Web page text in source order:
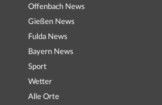
Offenbach News
Gießen News
Fulda News
Bayern News
Sport
Wetter
Alle Orte